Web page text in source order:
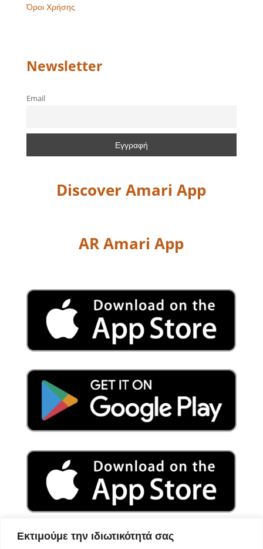
Εκτιμούμε την ιδιωτικότητά σας
Όροι Χρήσης
Newsletter
Email
Discover Amari App
AR Amari App